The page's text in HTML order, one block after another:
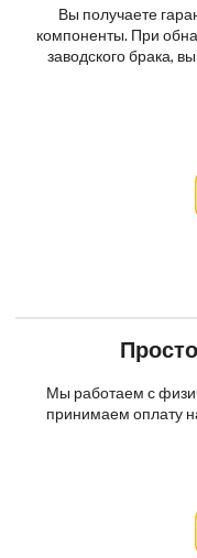
Вы получаете
компоненты. При
заводского брака,
Мы работаем с
принимаем оплату